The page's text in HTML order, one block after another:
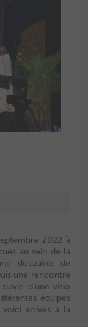
2022 à
au sein de la
douzaine de
une rencontre
d’une visio
équipes
voici arrivés à la